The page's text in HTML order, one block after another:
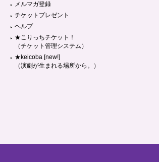
メルマガ登録
チケットプレゼント
ヘルプ
★こりっちチケット！
（チケット管理システム）
★keicoba [new!]
（演劇が生まれる場所から。）